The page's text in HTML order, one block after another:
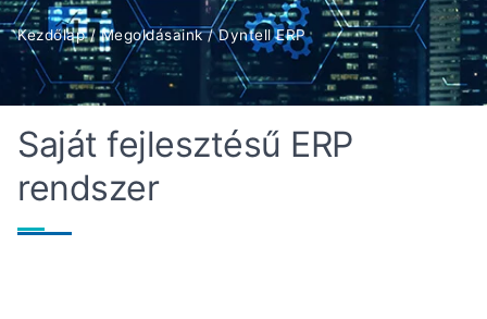
Kezdőlap/Megoldásaink/Dyntell ERP
Saját fejlesztésű ERP
rendszer